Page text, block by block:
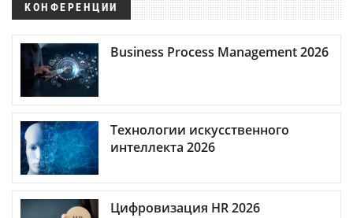
КОНФЕРЕНЦИИ
Business Process Management 2026
Технологии искусственного
интеллекта 2026
Цифровизация HR 2026